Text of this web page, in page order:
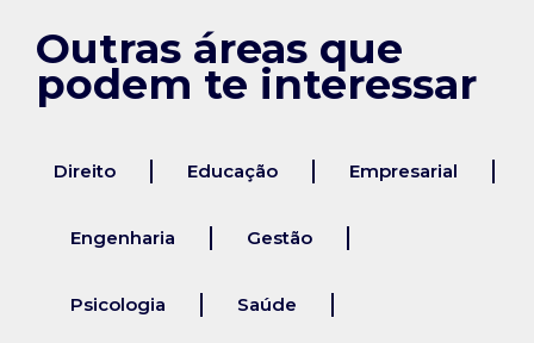
Outras áreas que
podem te interessar
Direito Educação Empresarial
Engenharia Gestão
Psicologia Saúde